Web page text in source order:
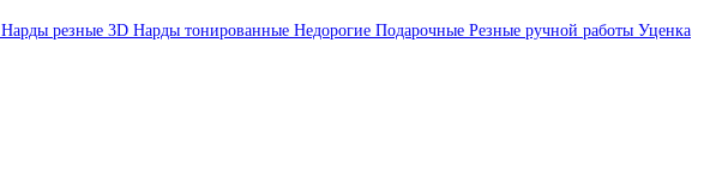
Нарды резные 3D Нарды тонированные Недорогие Подарочные Резные ручной работы Уценка